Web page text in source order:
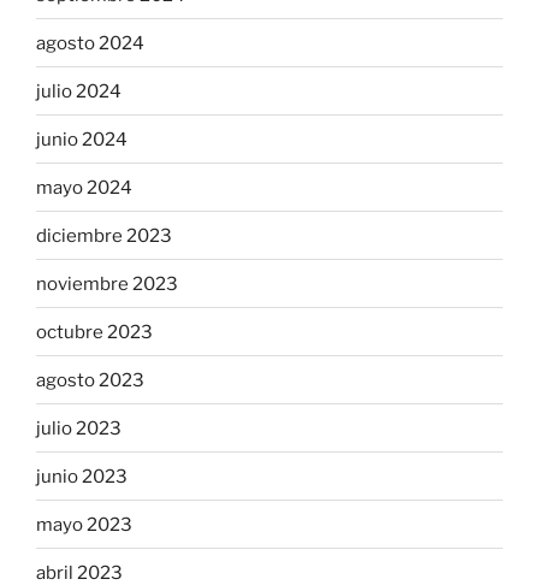
agosto 2024
julio 2024
junio 2024
mayo 2024
diciembre 2023
noviembre 2023
octubre 2023
agosto 2023
julio 2023
junio 2023
mayo 2023
abril 2023